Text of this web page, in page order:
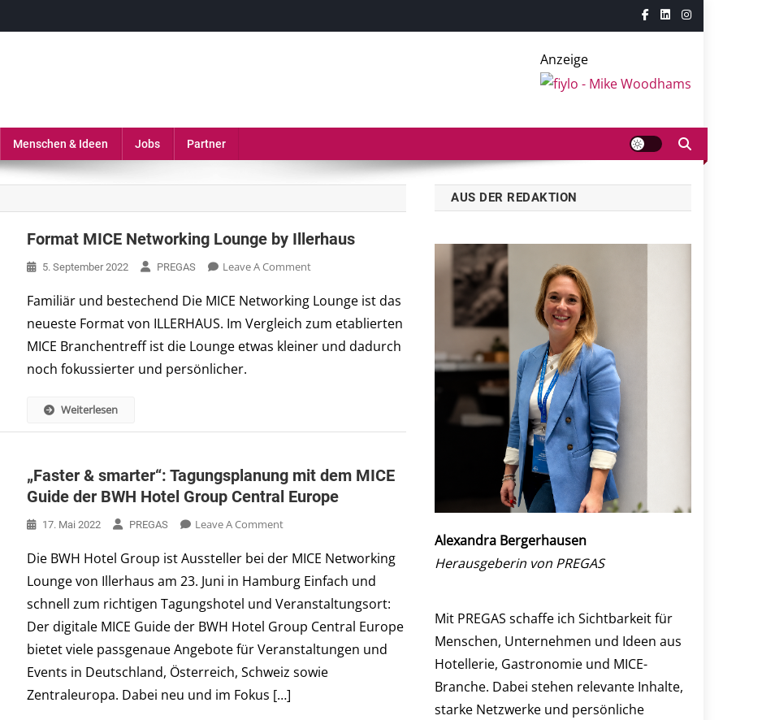
Anzeige
Menschen & Ideen Jobs Partner
Format MICE Networking Lounge by Illerhaus
5. September 2022 PREGAS Leave A CommentOn
MICE
Networking
Lounge
Familiär und bestechend Die MICE Networking Lounge ist das
neueste Format von ILLERHAUS. Im Vergleich zum etablierten
MICE Branchentreff ist die Lounge etwas kleiner und dadurch
noch fokussierter und persönlicher.
Weiterlesen
„Faster & smarter“: Tagungsplanung mit dem MICE
Guide der BWH Hotel Group Central Europe
17. Mai 2022 PREGAS Leave A CommentOn
&
Smarter“:
Tagungsplanung
Dem
MICE
Guide
Der
Die BWH Hotel Group ist Aussteller bei der MICE Networking
Lounge von Illerhaus am 23. Juni in Hamburg Einfach und
schnell zum richtigen Tagungshotel und Veranstaltungsort:
Der digitale MICE Guide der BWH Hotel Group Central Europe
bietet viele passgenaue Angebote für Veranstaltungen und
Events in Deutschland, Österreich, Schweiz sowie
Zentraleuropa. Dabei neu und im Fokus […]
AUS DER REDAKTION
Alexandra Bergerhausen
Herausgeberin von PREGAS
Mit PREGAS schaffe ich Sichtbarkeit für
Menschen, Unternehmen und Ideen aus
Hotellerie, Gastronomie und MICE-
Branche. Dabei stehen relevante Inhalte,
starke Netzwerke und persönliche